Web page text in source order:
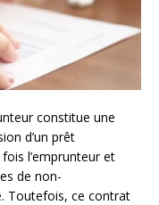
constitue une
d’un prêt
l’emprunteur et
de non-
Toutefois, ce contrat